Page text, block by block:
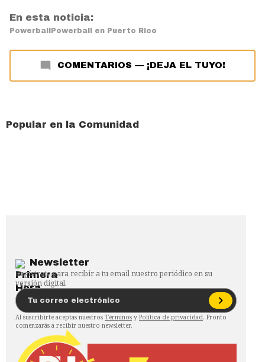
En esta noticia:
PowerballPowerball en Puerto Rico
COMENTARIOS — ¡DEJA EL TUYO!
Popular en la Comunidad
Newsletter
Regístrate para recibir a tu email nuestro periódico en su
versión digital.
Al suscribirte aceptas nuestros Términos y Política de privacidad. Pronto
comenzarás a recibir nuestro newsletter.